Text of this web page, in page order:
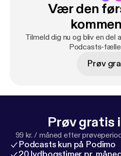
Vær den
Tilmeld dig nu og bliv en del
Podcasts-
Prøv
Prøv gratis
99 kr. / måned efter
Podcasts kun på Podimo